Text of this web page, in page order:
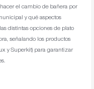
el cambio de bañera por
y qué aspectos
distintas opciones de plato
señalando los productos
y Superkit) para garantizar